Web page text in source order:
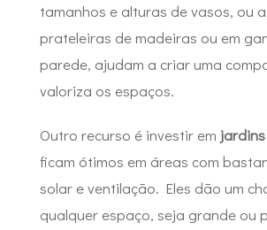
tamanhos e alturas de vasos, ou
prateleiras de madeiras ou em
parede, ajudam a criar uma
valoriza os espaços.
Outro recurso é investir em
ficam ótimos em áreas com
solar e ventilação. Eles dão um
qualquer espaço, seja grande ou